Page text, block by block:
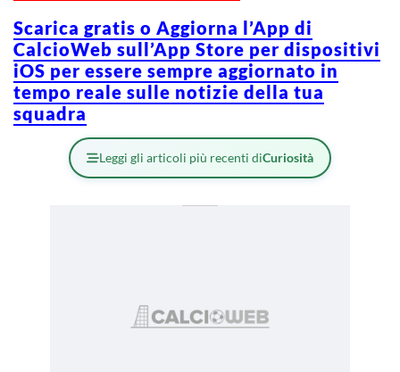
Scarica gratis o Aggiorna l’App di
CalcioWeb sull’App Store per dispositivi
iOS per essere sempre aggiornato in
tempo reale sulle notizie della tua
squadra
Leggi gli articoli più recenti diCuriosità